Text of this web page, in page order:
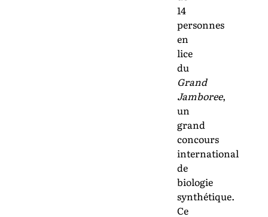
14
personnes
en
lice
du
Grand
Jamboree,
un
grand
concours
international
de
biologie
synthétique.
Ce